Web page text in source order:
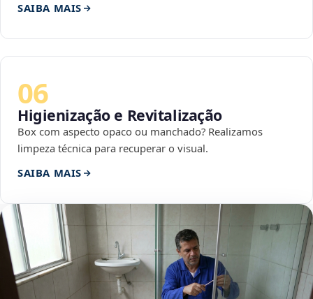
SAIBA MAIS
06
Higienização e Revitalização
Box com aspecto opaco ou manchado? Realizamos
limpeza técnica para recuperar o visual.
SAIBA MAIS